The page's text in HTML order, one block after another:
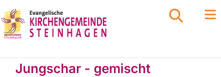
Jungschar - gemischt